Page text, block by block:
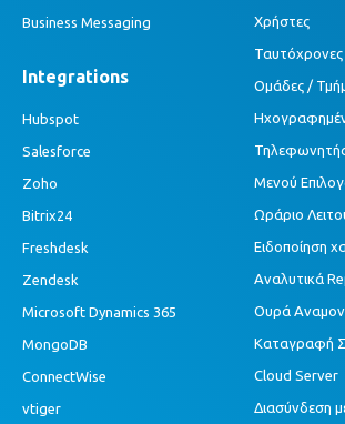
Business Messaging
Integrations
Hubspot
Salesforce
Zoho
Bitrix24
Freshdesk
Zendesk
Microsoft Dynamics 365
MongoDB
ConnectWise
vtiger
Χρήστες
Ταυτόχρονες
Ομάδες /
Μενού
Ωράριο
Ειδοποίηση
Αναλυτικά
Ουρά
Καταγραφή
Cloud Server
Διασύνδεση